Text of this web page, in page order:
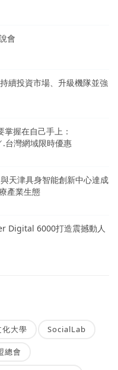
會
續投資市場、升級機隊並強
握在自己手上：
台灣網域限時優惠
天津具身智能創新中心達成
產業生態
Digital 6000打造震撼動人
大學 SocialLab
總會